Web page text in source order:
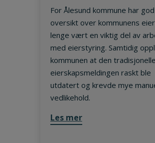
For Ålesund kommune har god
oversikt over kommunens
lenge vært en viktig del av
med eierstyring. Samtidig
kommunen at den tradisjonelle
eierskapsmeldingen raskt ble
utdatert og krevde mye
vedlikehold.
Les mer